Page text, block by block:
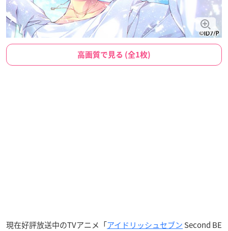
高画質で見る (全1枚)
現在好評放送中のTVアニメ「アイドリッシュセブン Second BE